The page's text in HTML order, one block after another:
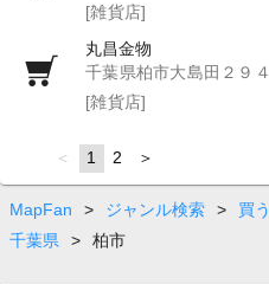
[雑貨店]
丸昌金物
千葉県柏市大島田２９４
[雑貨店]
page
You're
on
page
1 page
2 page
MapFan > ジャンル検索 > 買う
千葉県
> 柏市